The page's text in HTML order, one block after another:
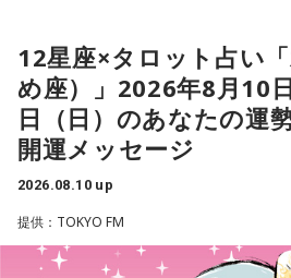
古谷「とにかくものが片付かない」
鎌田 「（笑）片付かない人？」
ですけど生ゴミとかはそれは出しま
てられない。書類も捨てられない。
倉庫とか買ってるんです」
江里子「そうなんです。またもや新
阿佐ヶ谷姉妹・美穂「それで、あの
ジオのコーナー、悩み相談のコーナ
どうしていいかわからないって悩み
で、この身辺整理をね、読んでいた
12星座×タロット占い
め座）」2026年8月10
日（日）のあなたの運
開運メッセージ
2026.08.10 up
提供：TOKYO FM